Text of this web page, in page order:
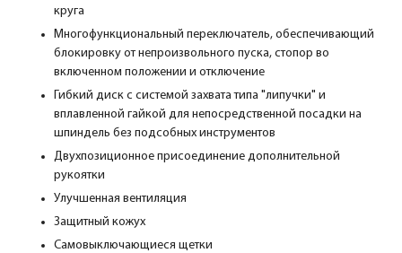
круга
Многофункциональный переключатель, обеспечивающий
блокировку от непроизвольного пуска, стопор во
включенном положении и отключение
Гибкий диск с системой захвата типа "липучки" и
вплавленной гайкой для непосредственной посадки на
шпиндель без подсобных инструментов
Двухпозиционное присоединение дополнительной
рукоятки
Улучшенная вентиляция
Защитный кожух
Самовыключающиеся щетки